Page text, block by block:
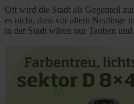
Oft wird die Stadt als Gegenteil
es nicht, dass vor allem Neulinge
in der Stadt wären nur Tauben